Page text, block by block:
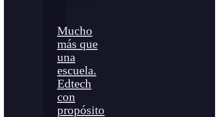
Mucho
más que
una
escuela.
Edtech
con
propósito